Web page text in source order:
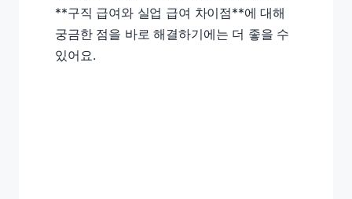
**구직 급여와 실업 급여 차이점**에 대해
궁금한 점을 바로 해결하기에는 더 좋을 수
있어요.